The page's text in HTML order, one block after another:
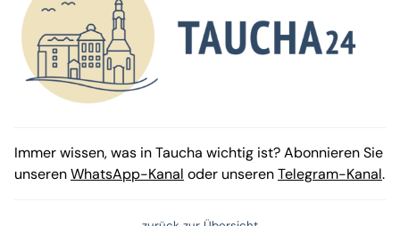
Immer wissen, was in Taucha wichtig ist? Abonnieren Sie
unserenWhatsApp-Kanal oder unserenTelegram-Kanal.